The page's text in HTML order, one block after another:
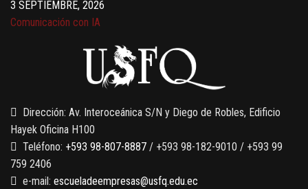
3 SEPTIEMBRE, 2026
Comunicación con IA
Gobernanza de datos
13 AGOSTO, 2026
Finanzas para no financieros
Dirección: Av. Interoceánica S/N y Diego de Robles, Edificio
Hayek Oficina H100
Teléfono: +593 98-807-8887 / +593 98-182-9010 / +593 99
759 2406
e-mail: escueladeempresas@usfq.edu.ec